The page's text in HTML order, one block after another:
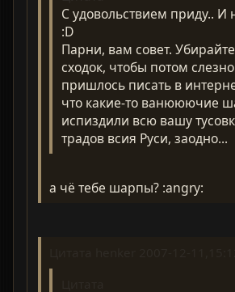
С удовольствием приду.. И
:D
Парни, вам совет.
сходок, чтобы потом
пришлось писать в
что какие-то ванююючие
испиздили всю вашу
традов всия Руси, заодно...
а чё тебе шарпы? :angry: